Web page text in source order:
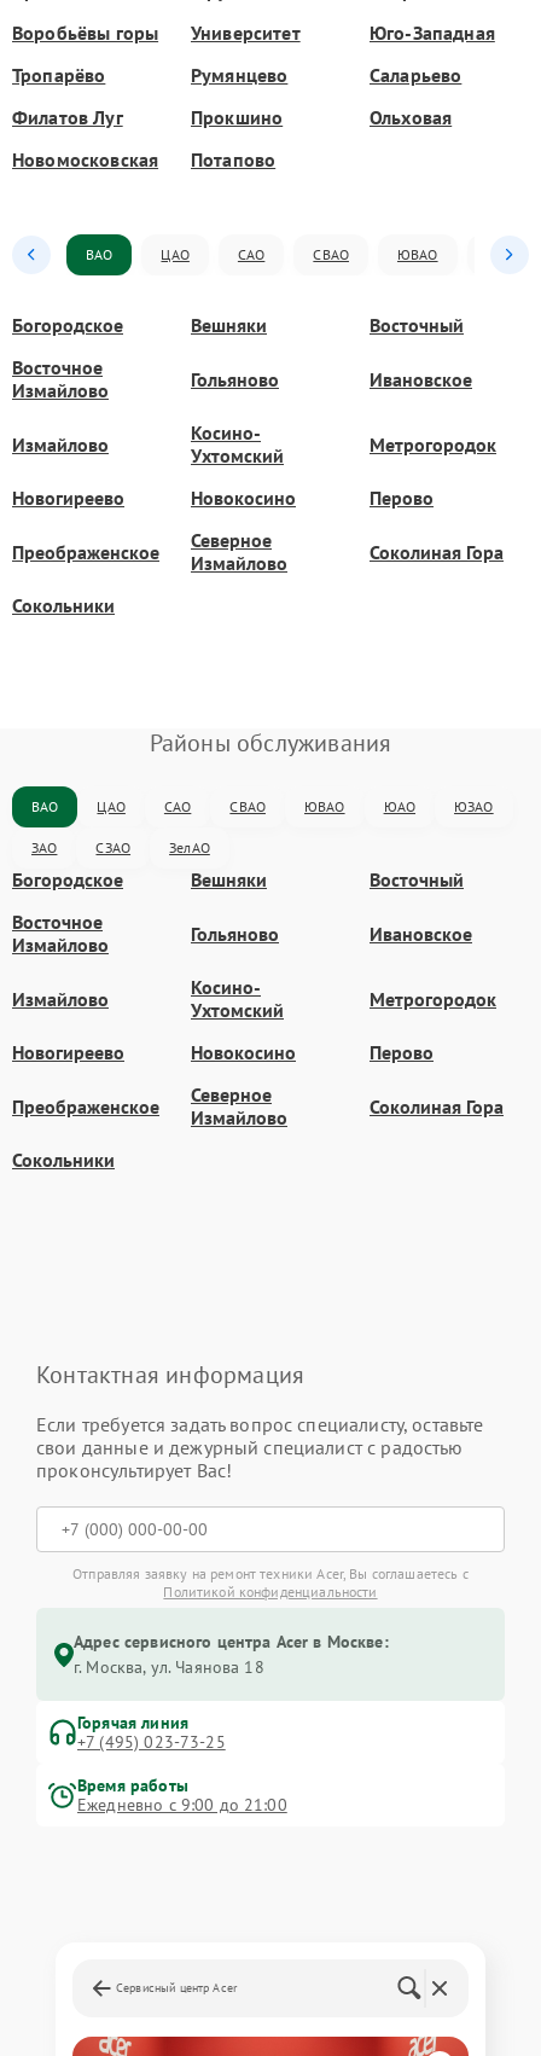
Воробьёвы горы
Университет
Юго-Западная
Тропарёво
Румянцево
Саларьево
Филатов Луг
Прокшино
Ольховая
Новомосковская
Потапово
ВАО ЦАО САО СВАО ЮВАО ЮАО
Богородское Вешняки
Восточный
Восточное
Измайлово
Гольяново Ивановское
Измайлово
Косино-
Ухтомский
Метрогородок
Новогиреево Новокосино Перово
Преображенское
Северное
Измайлово
Соколиная Гора
Сокольники
Районы обслуживания
ВАО ЦАО САО СВАО ЮВАО ЮАО ЮЗАО
ЗАО СЗАО ЗелАО
Богородское Вешняки
Восточный
Восточное
Измайлово
Гольяново Ивановское
Измайлово
Косино-
Ухтомский
Метрогородок
Новогиреево Новокосино Перово
Преображенское
Северное
Измайлово
Соколиная Гора
Сокольники
Контактная информация
Если требуется задать вопрос специалисту, оставьте
свои данные и дежурный специалист с радостью
проконсультирует Вас!
Отправляя заявку на ремонт техники Acer, Вы соглашаетесь с
Политикой конфиденциальности
Адрес сервисного центра Acer в Москве:
г. Москва, ул. Чаянова 18
Горячая линия
+7 (495) 023-73-25
Время работы
Ежедневно с 9:00 до 21:00
Сервисный центр Acer